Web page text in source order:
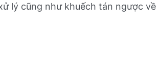
lý cũng như khuếch tán ngược về